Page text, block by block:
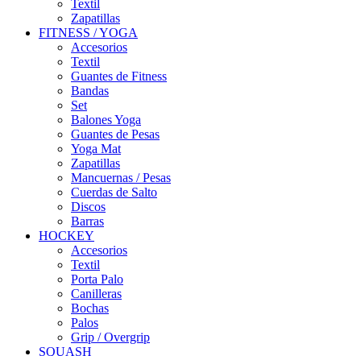
Textil
Zapatillas
FITNESS / YOGA
Accesorios
Textil
Guantes de Fitness
Bandas
Set
Balones Yoga
Guantes de Pesas
Yoga Mat
Zapatillas
Mancuernas / Pesas
Cuerdas de Salto
Discos
Barras
HOCKEY
Accesorios
Textil
Porta Palo
Canilleras
Bochas
Palos
Grip / Overgrip
SQUASH